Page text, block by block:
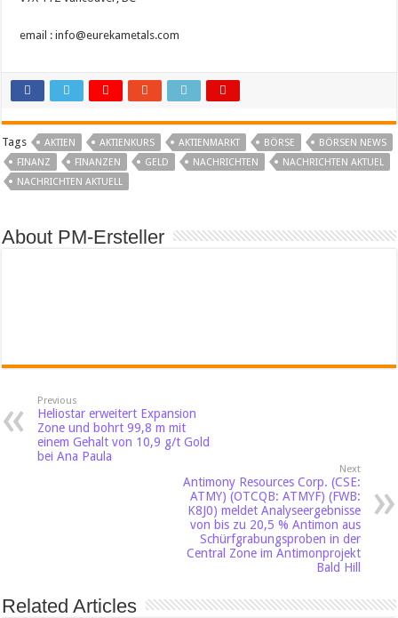
email : info@eurekametals.com
Tags AKTIEN AKTIENKURS AKTIENMARKT BÖRSE
BÖRSEN NEWS
FINANZ
FINANZEN GELD NACHRICHTEN
NACHRICHTEN AKTUEL
NACHRICHTEN AKTUELL
About PM-Ersteller
Previous
Heliostar erweitert Expansion
Zone und bohrt 99,8 m mit
einem Gehalt von 10,9 g/t Gold
bei Ana Paula
Next
Antimony Resources Corp. (CSE:
ATMY) (OTCQB: ATMYF) (FWB:
K8J0) meldet Analyseergebnisse
von bis zu 20,5 % Antimon aus
Schürfgrabungsproben in der
Central Zone im Antimonprojekt
Bald Hill
Related Articles